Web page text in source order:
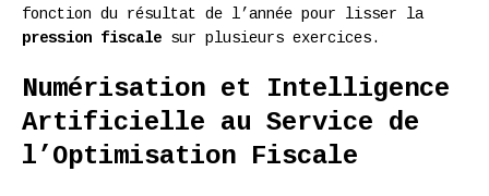
fonction du résultat de l’année pour lisser la
pression fiscale sur plusieurs exercices.
Numérisation et Intelligence
Artificielle au Service de
l’Optimisation Fiscale